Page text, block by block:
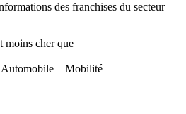
des franchises du secteur
moins cher que
Automobile – Mobilité